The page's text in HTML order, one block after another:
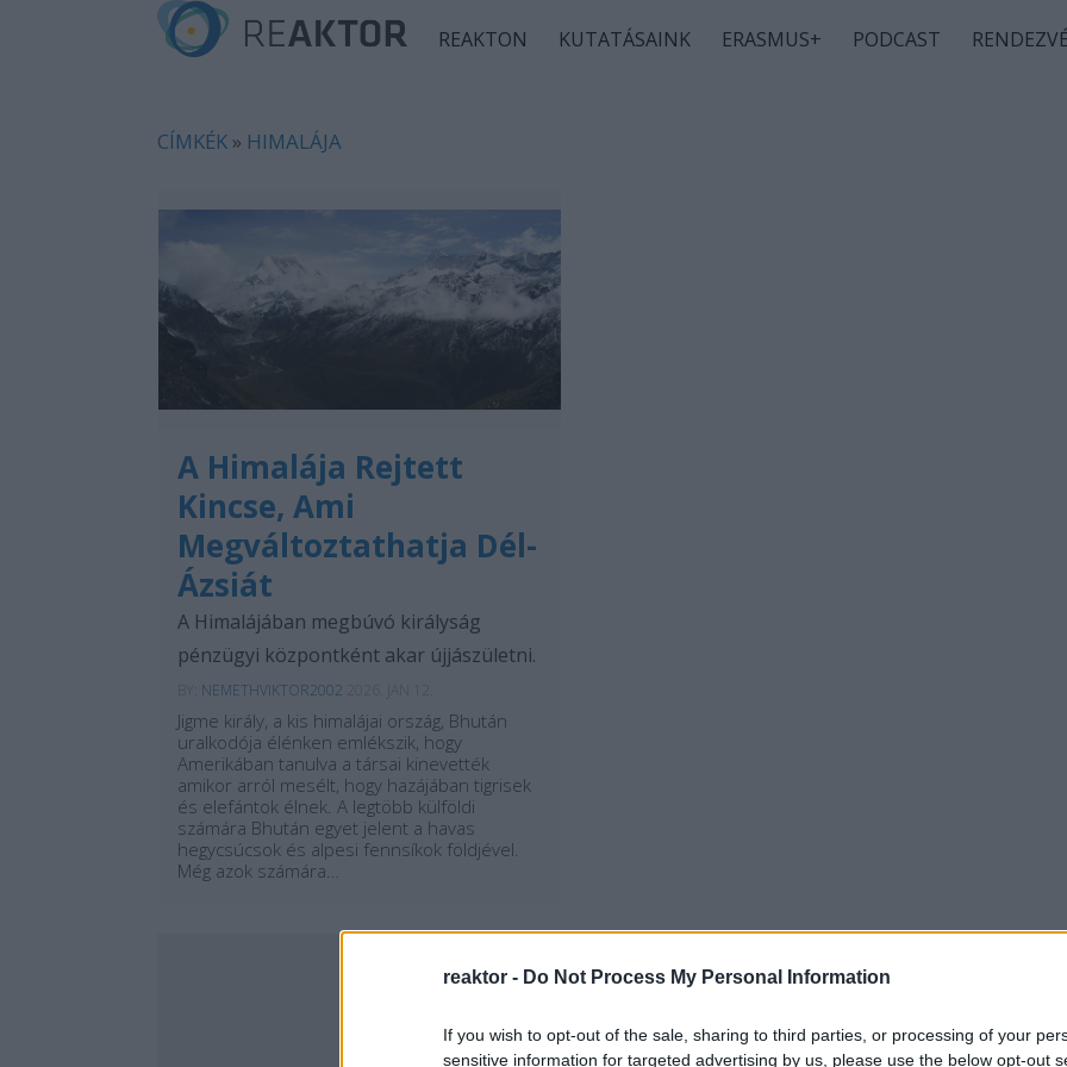
reaktor - Do Not Process My Personal Information
If you wish to opt-out of the sale, sharing to third parties, or processing of your
sensitive information for targeted advertising by us, please use the below opt-out
REAKTON KUTATÁSAINK ERASMUS+ PODCAST
CÍMKÉK » HIMALÁJA
A Himalája Rejtett
Kincse, Ami
Megváltoztathatja Dél-
Ázsiát
A Himalájában megbúvó királyság
pénzügyi központként akar újjászületni.
NEMETHVIKTOR2002
Jigme király, a kis himalájai ország, Bhután
uralkodója élénken emlékszik, hogy
Amerikában tanulva a társai kinevették
amikor arról mesélt, hogy hazájában tigrisek
és elefántok élnek. A legtöbb külföldi
számára Bhután egyet jelent a havas
hegycsúcsok és alpesi fennsíkok földjével.
Még azok számára…
REAKTOR